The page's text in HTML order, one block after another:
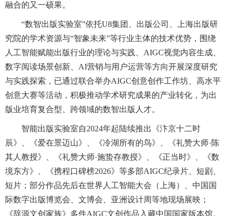
融合的又一硕果。
“数智出版实验室”依托U8集团、出版公司、上海出版研
究院的学术资源与“智象未来”等行业主体的技术优势，围绕
人工智能赋能出版行业的理论与实践、AIGC视觉内容生成、
数字阅读场景创新、AI营销与用户运营等方向开展深度研究
与实践探索，已通过联合举办AIGC创意创作工作坊、高水平
创意大赛等活动，积极推动学术研究成果的产业转化，为出
版业培育复合型、跨领域的数智出版人才。
智能出版实验室自2024年起陆续推出《汴京十二时
辰》、《爱在景迈山》、《冷湖所有的鸟》、《礼赞大师·陈
其人教授》、《礼赞大师·施蛰存教授》、《正当时》、《数
境东方》、《携程口碑榜2026》等多部AIGC纪录片、短剧、
短片；部分作品先后在世界人工智能大会（上海）、中国国
际数字出版博览会、文博会、亚洲设计周等地现场展映；
《辞源文创家族》多件AIGC文创作品入藏中国国家版本馆。